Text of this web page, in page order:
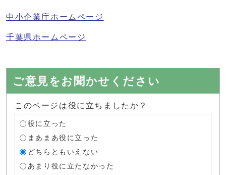
中小企業庁ホームページ
千葉県ホームページ
ご意見をお聞かせください
このページは役に立ちましたか？
役に立った
まあまあ役に立った
どちらともいえない
あまり役に立たなかった